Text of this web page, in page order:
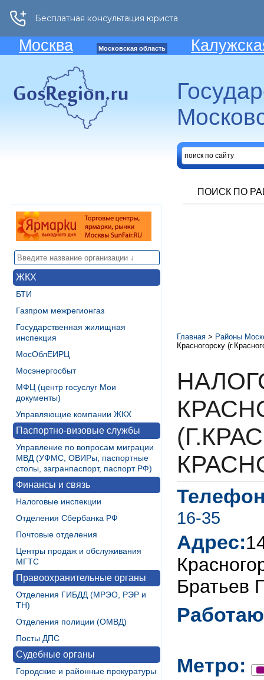
Москва Московская область
ПОИСК ПО
ЖКХ
БТИ
Газпром межрегионгаз
Государственная жилищная
инспекция
МосОблЕИРЦ
Мосэнергосбыт
МФЦ (центр госуслуг Мои
документы)
Управляющие компании ЖКХ
Паспортно-визовые службы
Управление по вопросам миграции
МВД (УФМС, ОВИРы, паспортные
столы, загранпаспорт, паспорт РФ)
Финансы и связь
Налоговые инспекции
Отделения Сбербанка РФ
Почтовые отделения
Центры продаж и обслуживания
МГТС
Правоохранительные органы
Отделения ГИБДД (МРЭО, РЭР и
ТН)
Отделения полиции (ОМВД)
Посты ДПС
Судебные органы
Городские и районные прокуратуры
Главная > Районы
Красногорску
16-35
Адрес:
Братьев
Метро: